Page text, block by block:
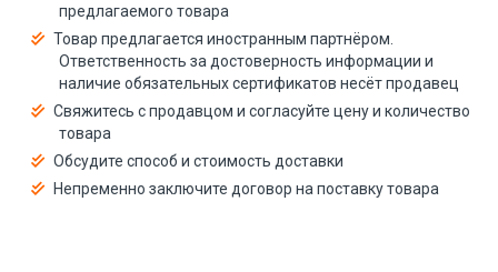
предлагаемого товара
Товар предлагается иностранным партнёром.
Ответственность за достоверность информации и
наличие обязательных сертификатов несёт продавец
Свяжитесь с продавцом и согласуйте цену и количество
товара
Обсудите способ и стоимость доставки
Непременно заключите договор на поставку товара